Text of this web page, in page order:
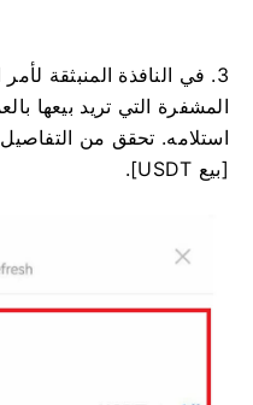
3. في النافذة المنبثقة
المشفرة التي تريد بيعها
استلامه. تحقق من
[بيع USDT].